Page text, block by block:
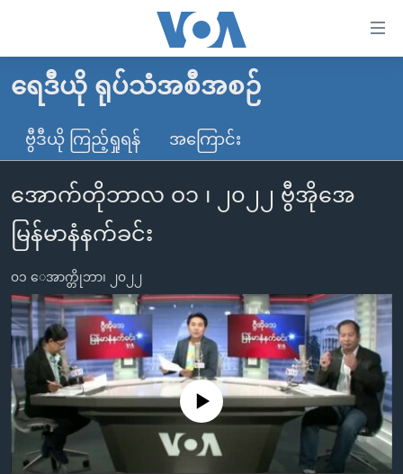
လွယ်ကူ
သည့်
များ
ပင်မ
သို့
ကျော်
ကြည့်
ရန်
ပင်မ
အ
ညွန်း
စာမျက်နှာ
မူလစာမျက်နှာ
မြန်မာ
ကမ္ဘာ့သတင်းများ
နိုင်ငံတကာ
အမေရိကန်
အစ္စရေး-ပါလက်စတိုင်း
ဗွီဒီယို
သတင်းလွတ်လပ်ခွင့်
ရပ်ဝန်းတခု လမ်းတခု အလွန်
အင်္ဂလိပ်စာလေ့လာမယ်
အမေရိကန်သုံးအီဒီယံ
မကြေးမုံရဲ့ အင်္ဂလိပ်စာ
ရုပ်ရှင်ထဲက အင်္ဂလိပ်စာ
သုတပဒေသာ အင်္ဂလိပ်စာ
အပတ်စဉ်ကဏ္ဍများ
ရေဒီယို
တီဗွီ
ရေဒီယိုနှင့်ရုပ်သံ အချက်အလက်များ
ရေဒီယို/တီဗွီအစီအစဉ်
Learning English
ရေဒီယို ရုပ်သံအစီအစဉ်
ဗွီဒီယို ကြည့်ရှုရန် အကြောင်း
အောက်တိုဘာလ ဝ၁ ၊ ၂၀၂၂ ဗွီအိုအေ
မြန်မာနံနက်ခင်း
၀၁ ေအာက္တိုဘာ၊ ၂၀၂၂
No media source currently available